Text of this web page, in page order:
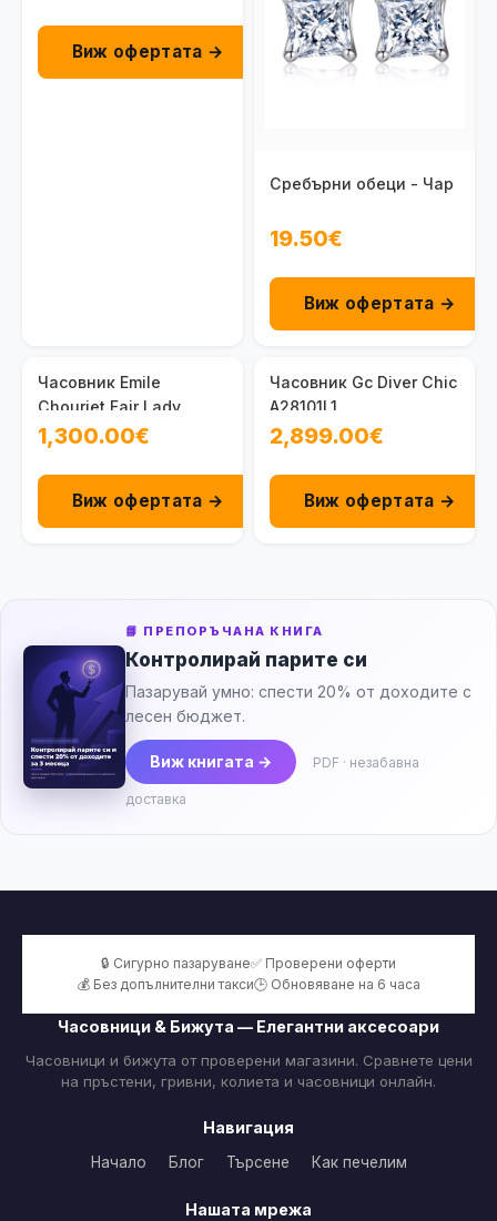
Виж офертата →
Сребърни обеци - Чар
19.50€
Виж офертата →
Часовник Emile
Chouriet Fair Lady
19.1138.L.6.8.27.2
1,300.00€
Виж офертата →
Часовник Gc Diver Chic
A28101L1
2,899.00€
Виж офертата →
📘 ПРЕПОРЪЧАНА КНИГА
Контролирай парите си
Пазарувай умно: спести 20% от доходите с
лесен бюджет.
Виж книгата → PDF · незабавна
доставка
🔒 Сигурно пазаруване✅ Проверени оферти
💰 Без допълнителни такси🕒 Обновяване на 6 часа
Часовници & Бижута — Елегантни аксесоари
Часовници и бижута от проверени магазини. Сравнете цени
на пръстени, гривни, колиета и часовници онлайн.
Навигация
Начало Блог Търсене Как печелим
Нашата мрежа